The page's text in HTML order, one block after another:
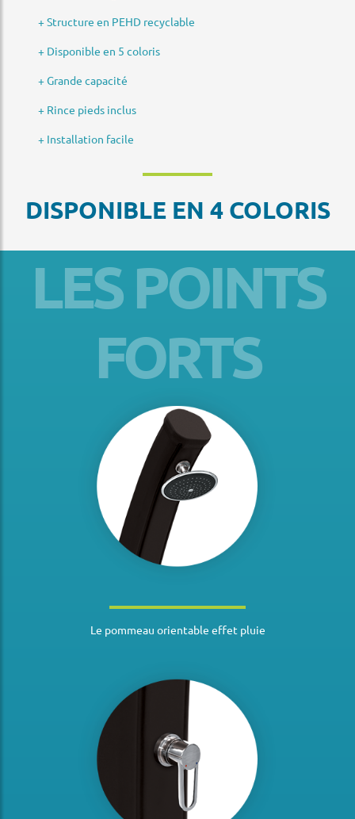
+ Structure en PEHD recyclable
+ Disponible en 5 coloris
+ Grande capacité
+ Rince pieds inclus
+ Installation facile
DISPONIBLE EN 4 COLORIS
LES POINTS
FORTS
Le pommeau orientable effet pluie